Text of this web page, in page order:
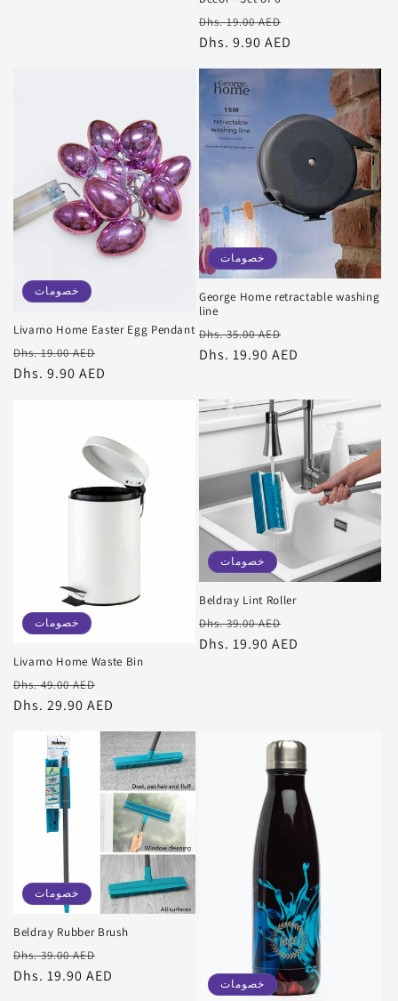
سعر
عادي
Dhs. 19.00 AED
Dhs. 9.90 AED
خصومات
Livarno Home Easter Egg Pendant
سعر
عادي
Dhs. 19.00 AED
Dhs. 9.90 AED
خصومات
George Home retractable washing
line
سعر
عادي
Dhs. 35.00 AED
البيعDhs. 19.90 AED
خصومات
Livarno Home Waste Bin
سعر
عادي
Dhs. 49.00 AED
البيعDhs. 29.90 AED
خصومات
Beldray Lint Roller
سعر
عادي
Dhs. 39.00 AED
البيعDhs. 19.90 AED
خصومات
Beldray Rubber Brush
سعر
عادي
Dhs. 39.00 AED
البيعDhs. 19.90 AED خصومات